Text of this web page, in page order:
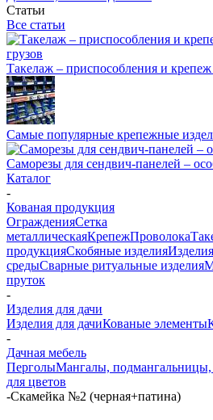
Статьи
Все статьи
Такелаж – приспособления и
Самые популярные крепежные
Саморезы для сендвич-панелей –
Каталог
-
Кованая продукция
ОгражденияСетка
металлическаяКрепежПроволока
продукцияСкобяные изделия
средыСварные ритуальные изделия
пруток
-
Изделия для дачи
Изделия для дачиКованые элементы
-
Дачная мебель
ПерголыМангалы,
для цветов
-Скамейка №2 (черная+патина)